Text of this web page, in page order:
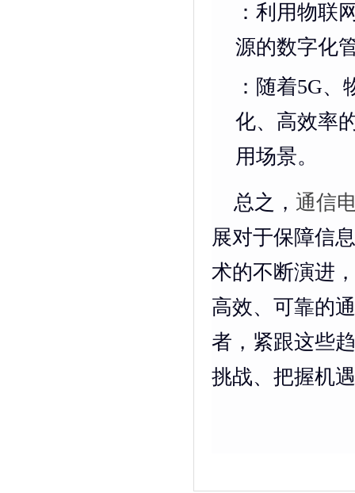
：利用物联
源的数字化
：随着5G
化、高效率
用场景。
总之， 通信
展对于保障信
术的不断演进
高效、可靠的
者，紧跟这些
挑战、把握机